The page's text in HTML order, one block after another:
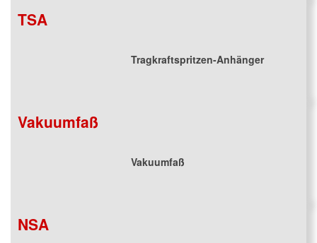
TSA
Tragkraftspritzen-Anhänger
Vakuumfaß
Vakuumfaß
NSA